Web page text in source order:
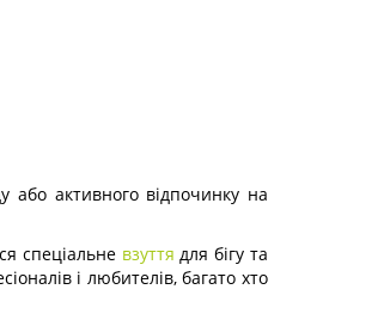
або активного відпочинку на
спеціальне взуття для бігу та
і любителів, багато хто